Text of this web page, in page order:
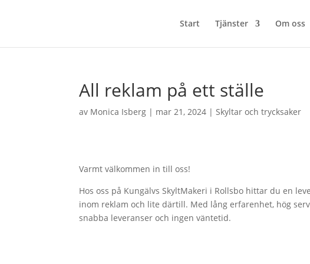
Start Tjänster Om oss
All reklam på ett ställe
av Monica Isberg | mar 21, 2024 |Skyltar och trycksaker
Varmt välkommen in till oss!
Hos oss på Kungälvs SkyltMakeri i Rollsbo hittar du en
inom reklam och lite därtill. Med lång erfarenhet, hög
snabba leveranser och ingen väntetid.